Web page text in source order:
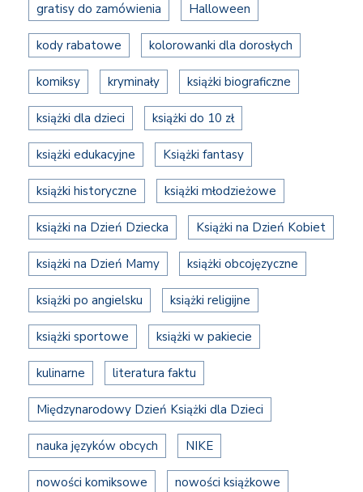
gratisy do zamówienia Halloween
kody rabatowe kolorowanki dla dorosłych
komiksy kryminały książki biograficzne
książki dla dzieci książki do 10 zł
książki edukacyjne Książki fantasy
książki historyczne książki młodzieżowe
książki na Dzień Dziecka Książki na Dzień Kobiet
książki na Dzień Mamy książki obcojęzyczne
książki po angielsku książki religijne
książki sportowe książki w pakiecie
kulinarne literatura faktu
Międzynarodowy Dzień Książki dla Dzieci
nauka języków obcych NIKE
nowości komiksowe nowości książkowe